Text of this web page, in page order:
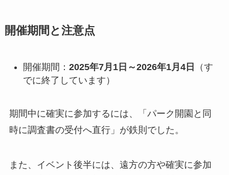
開催期間と注意点
開催期間： 2025年7月1日～2026年1月4日
（す
でに終了しています）
期間中に確実に参加するには、「パーク開園と同
時に調査書の受付へ直行」が鉄則でした。
また、イベント後半には、遠方の方や確実に参加